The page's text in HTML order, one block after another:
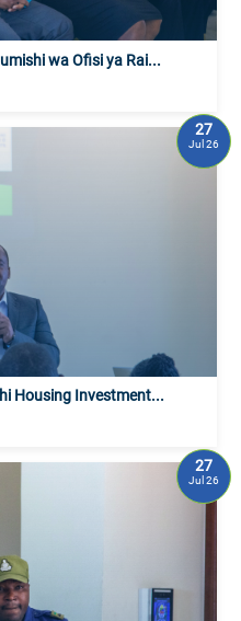
wa Ofisi ya Rai...
Housing Investment...
27
Jul 26
27
Jul 26